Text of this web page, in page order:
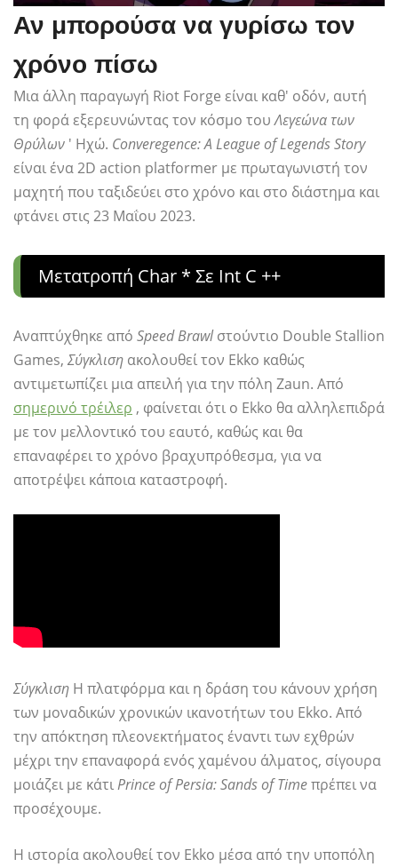
Αν μπορούσα να γυρίσω τον
χρόνο πίσω
Μια άλλη παραγωγή Riot Forge είναι καθ' οδόν, αυτή
τη φορά εξερευνώντας τον κόσμο τουΛεγεώνα των
Θρύλων ' Ηχώ. Converegence: A League of Legends Story
είναι ένα 2D action platformer με πρωταγωνιστή τον
μαχητή που ταξιδεύει στο χρόνο και στο διάστημα και
φτάνει στις 23 Μαΐου 2023.
Μετατροπή Char * Σε Int C ++
Αναπτύχθηκε από Speed ​​Brawlστούντιο Double Stallion
Games, Σύγκλιση ακολουθεί τον Ekko καθώς
αντιμετωπίζει μια απειλή για την πόλη Zaun. Από
σημερινό τρέιλερ , φαίνεται ότι ο Ekko θα αλληλεπιδρά
με τον μελλοντικό του εαυτό, καθώς και θα
επαναφέρει το χρόνο βραχυπρόθεσμα, για να
αποτρέψει κάποια καταστροφή.
Σύγκλιση Η πλατφόρμα και η δράση του κάνουν χρήση
των μοναδικών χρονικών ικανοτήτων του Ekko. Από
την απόκτηση πλεονεκτήματος έναντι των εχθρών
μέχρι την επαναφορά ενός χαμένου άλματος, σίγουρα
μοιάζει με κάτιPrince of Persia: Sands of Timeπρέπει να
προσέχουμε.
Η ιστορία ακολουθεί τον Ekko μέσα από την υποπόλη